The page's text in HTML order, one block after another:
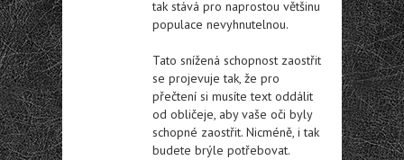
tak stává pro naprostou většinu
populace nevyhnutelnou.
Tato snížená schopnost zaostřit
se projevuje tak, že pro
přečtení si musíte text oddálit
od obličeje, aby vaše oči byly
schopné zaostřit. Nicméně, i tak
budete brýle potřebovat.